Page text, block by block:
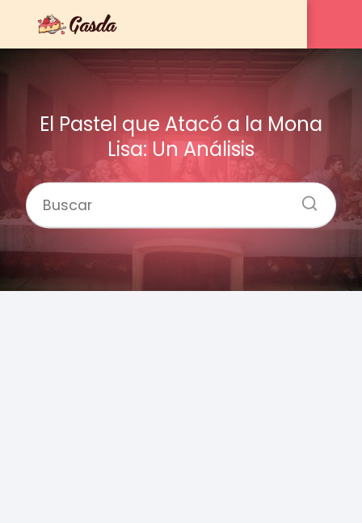
El Pastel que Atacó a la Mona
Lisa: Un Análisis